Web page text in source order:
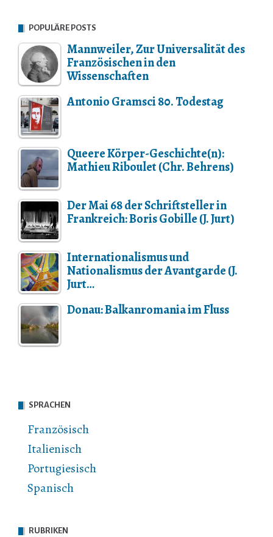
POPULÄRE POSTS
Mannweiler, Zur Universalität des
Französischen in den
Wissenschaften
Antonio Gramsci 80. Todestag
Queere Körper-Geschichte(n):
Mathieu Riboulet (Chr. Behrens)
Der Mai 68 der Schriftsteller in
Frankreich: Boris Gobille (J. Jurt)
Internationalismus und
Nationalismus der Avantgarde (J.
Jurt…
Donau: Balkanromania im Fluss
SPRACHEN
Französisch
Italienisch
Portugiesisch
Spanisch
RUBRIKEN